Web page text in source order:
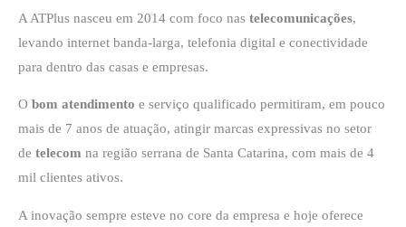
A ATPlus nasceu em 2014 com foco nas telecomunicações,
levando internet banda-larga, telefonia digital e conectividade
para dentro das casas e empresas.
O bom atendimento e serviço qualificado permitiram, em pouco
mais de 7 anos de atuação, atingir marcas expressivas no setor
de telecom na região serrana de Santa Catarina, com mais de 4
mil clientes ativos.
A inovação sempre esteve no core da empresa e hoje oferece